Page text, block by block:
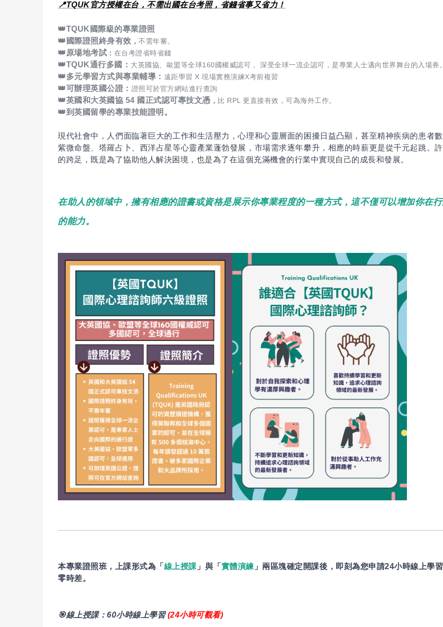
📍TQUK官方授權在台，不需出國在台考照，省錢省事又省力！
👑TQUK國際級的專業證照
👑 國際證照終身有效 ， 不需年審。
👑 原場地考試 ： 在台考證省時省錢
👑TQUK通行多國： 大英國協、歐盟等全球160國權威認可， 深受全球一流企認可，是專業人士邁向世界舞台的入場券
👑多元學習方式與專業輔導： 遠距學習 X 現場實務演練X考前複習
👑可辦理英國公證： 證照可於官方網站進行查詢
👑英國和大英國協 54 國正式認可專技文憑 ， 比 RPL 更直接有效，可為海外工作。
👑到英國留學的專業技能證明。
現代社會中，人們面臨著巨大的工作和生活壓力，心理和心靈層面的困擾日益凸顯，甚至精神疾病的患者
紫微命盤、塔羅占卜、西洋占星等心靈產業蓬勃發展，市場需求逐年攀升，相應的時薪更是從千元起跳。
的跨足，既是為了協助他人解決困境，也是為了在這個充滿機會的行業中實現自己的成長和發展。
在助人的領域中，擁有相應的證書或資格是展示你專業程度的一種方式，這不僅可以增加你在
的能力。
本專業證照班，上課形式為「 線上授課 」與「 實體演練 」兩區塊確定開課後，即刻為您申請24小時線上學
零時差。
🎯線上授課： 60小時線上學習(24小時可觀看)